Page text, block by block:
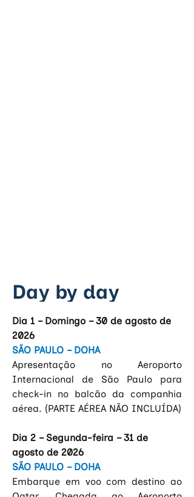
Day by day
Dia 1 – Domingo – 30 de agosto de
2026
SÃO PAULO – DOHA
Apresentação no Aeroporto
Internacional de São Paulo para
check-in no balcão da companhia
aérea. (PARTE AÉREA NÃO INCLUÍDA)
Dia 2 – Segunda-feira – 31 de
agosto de 2026
SÃO PAULO – DOHA
Embarque em voo com destino ao